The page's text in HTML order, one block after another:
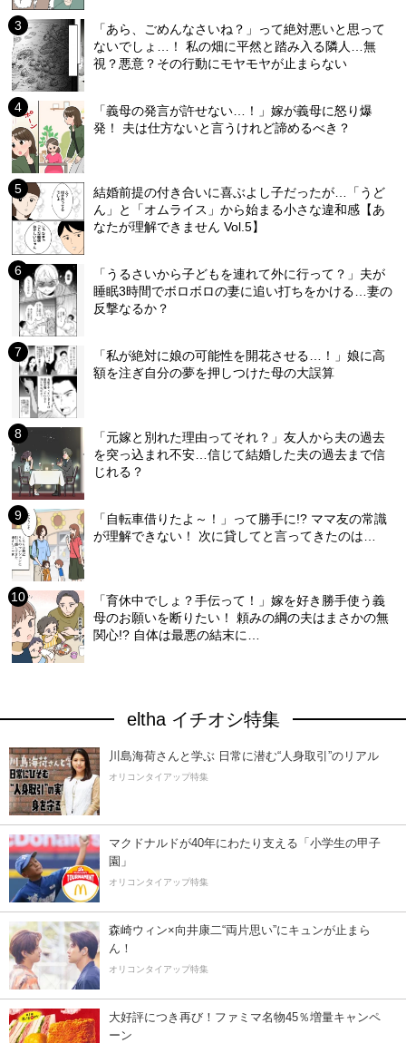
「あら、ごめんなさいね？」って絶対悪いと思って
ないでしょ…！ 私の畑に平然と踏み入る隣人…無
視？悪意？その行動にモヤモヤが止まらない
「義母の発言が許せない…！」嫁が義母に怒り爆
発！ 夫は仕方ないと言うけれど諦めるべき？
結婚前提の付き合いに喜ぶよし子だったが…「うど
ん」と「オムライス」から始まる小さな違和感【あ
なたが理解できません Vol.5】
「うるさいから子どもを連れて外に行って？」夫が
睡眠3時間でボロボロの妻に追い打ちをかける…妻の
反撃なるか？
「私が絶対に娘の可能性を開花させる…！」娘に高
額を注ぎ自分の夢を押しつけた母の大誤算
「元嫁と別れた理由ってそれ？」友人から夫の過去
を突っ込まれ不安…信じて結婚した夫の過去まで信
じれる？
「自転車借りたよ～！」って勝手に!? ママ友の常識
が理解できない！ 次に貸してと言ってきたのは…
「育休中でしょ？手伝って！」嫁を好き勝手使う義
母のお願いを断りたい！ 頼みの綱の夫はまさかの無
関心!? 自体は最悪の結末に…
eltha イチオシ特集
川島海荷さんと学ぶ 日常に潜む“人身取引”のリアル
オリコンタイアップ特集
マクドナルドが40年にわたり支える「小学生の甲子
園」
オリコンタイアップ特集
森崎ウィン×向井康二“両片思い”にキュンが止まら
ん！
オリコンタイアップ特集
大好評につき再び！ファミマ名物45％増量キャンペ
ーン